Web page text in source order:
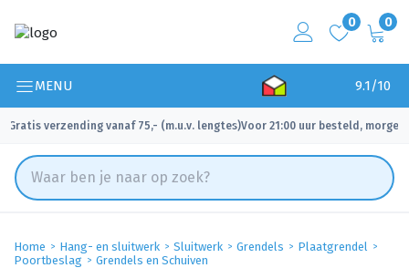
0 0
MENU 9.1/10
Gratis verzending vanaf 75,- (m.u.v. lengtes)
✓ Voor 21:00 uur besteld, morgen
Home Hang- en sluitwerk Sluitwerk Grendels
Plaatgrendel
Poortbeslag
Grendels en Schuiven